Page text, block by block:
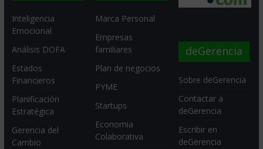
Inteligencia
Emocional
Análisis DOFA
Estados
Financieros
Planificación
Estratégica
Gerencia del
Cambio
Marca Personal
Empresas
familiares
Plan de negocios
PYME
Startups
Economia
Colaborativa
deGerencia
Sobre deGerencia
Contactar a
deGerencia
Escribir en
deGerencia